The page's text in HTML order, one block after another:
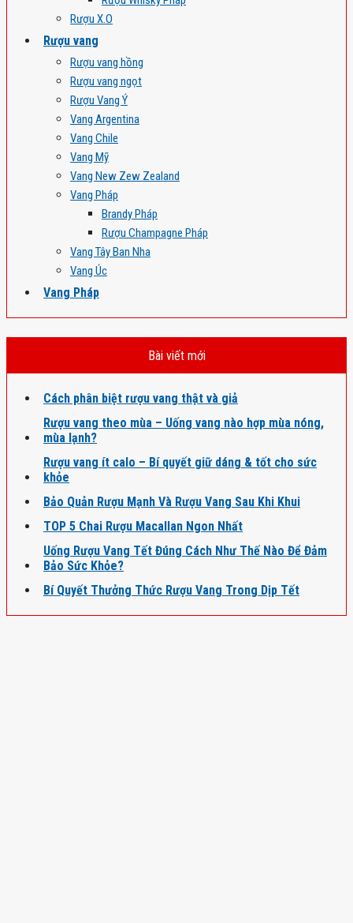
Rượu X.O
Rượu vang
Rượu vang hồng
Rượu vang ngọt
Rượu Vang Ý
Vang Argentina
Vang Chile
Vang Mỹ
Vang New Zew Zealand
Vang Pháp
Brandy Pháp
Rượu Champagne Pháp
Vang Tây Ban Nha
Vang Úc
Vang Pháp
Bài viết mới
Cách phân biệt rượu vang thật và giả
Rượu vang theo mùa – Uống vang nào hợp mùa nóng,
mùa lạnh?
Rượu vang ít calo – Bí quyết giữ dáng & tốt cho sức
khỏe
Bảo Quản Rượu Mạnh Và Rượu Vang Sau Khi Khui
TOP 5 Chai Rượu Macallan Ngon Nhất
Uống Rượu Vang Tết Đúng Cách Như Thế Nào Để Đảm
Bảo Sức Khỏe?
Bí Quyết Thưởng Thức Rượu Vang Trong Dịp Tết